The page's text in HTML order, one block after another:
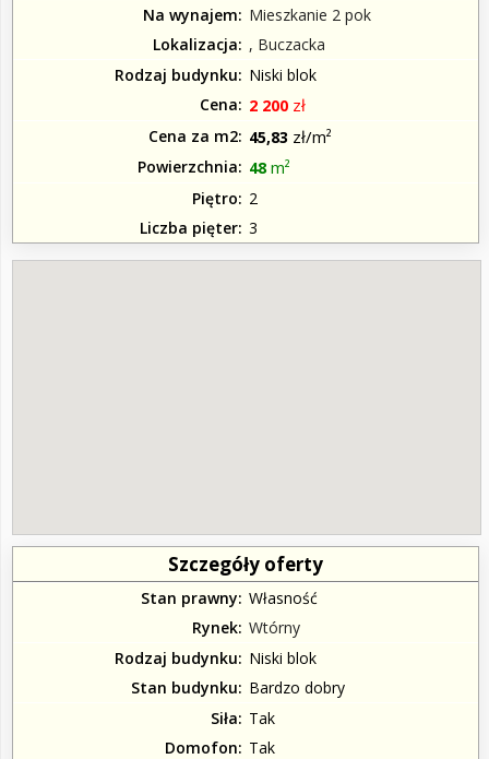
Na wynajem
Mieszkanie 2 pok
Lokalizacja
, Buczacka
Rodzaj budynku
Niski blok
Cena
2 200 zł
Cena za m2 45,83 zł/m²
Powierzchnia 48 m²
Piętro
2
Liczba pięter 3
Szczegóły oferty
Stan prawny Własność
Rynek Wtórny
Rodzaj budynku
Niski blok
Stan budynku
Bardzo dobry
Siła
Tak
Domofon
Tak